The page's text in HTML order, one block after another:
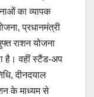
का व्यापक
प्रधानमंत्री
राशन योजना
है। वहीं स्टैंड-अप
दीनदयाल
के माध्यम से